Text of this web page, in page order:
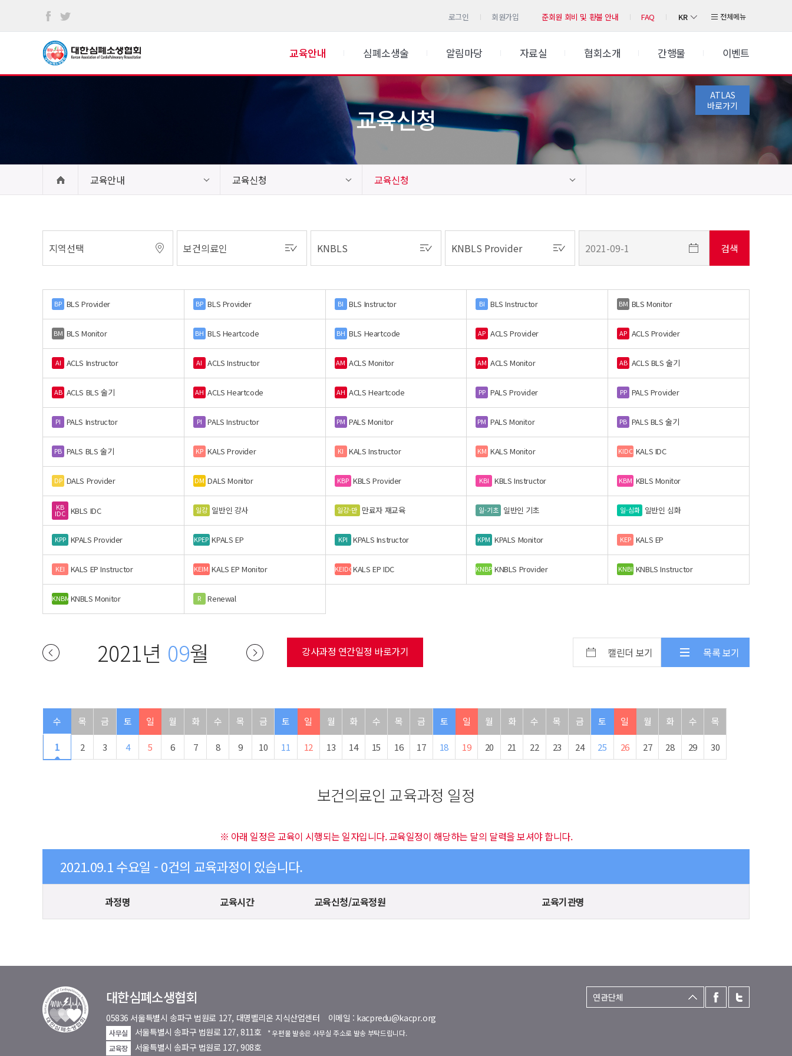
로그인 회원가입 준회원 회비 및 환불 안내 FAQ KR 전체메뉴
교육안내 심폐소생술 알림마당 자료실 협회소개 간행물 이벤트
ATLAS
바로가기
교육신청
교육안내 교육신청 교육신청
BP BLS Provider BP BLS Provider BI BLS Instructor BI BLS Instructor BM BLS Monitor
BM BLS Monitor BH BLS Heartcode BH BLS Heartcode AP ACLS Provider AP ACLS Provider
AI ACLS Instructor AI ACLS Instructor AM ACLS Monitor AM ACLS Monitor AB ACLS BLS 술기
AB ACLS BLS 술기 AH ACLS Heartcode AH ACLS Heartcode PP PALS Provider PP PALS Provider
PI PALS Instructor PI PALS Instructor PM PALS Monitor PM PALS Monitor PB PALS BLS 술기
PB PALS BLS 술기 KP KALS Provider KI KALS Instructor KM KALS Monitor KIDC KALS IDC
DP DALS Provider DM DALS Monitor KBP KBLS Provider KBI KBLS Instructor KBM KBLS Monitor
KB
IDC KBLS IDC 일강 일반인 강사 일강-만 만료자 재교육 일-기초 일반인 기초 일-심화 일반인 심화
KPP KPALS Provider KPEP KPALS EP KPI KPALS Instructor KPM KPALS Monitor KEP KALS EP
KEI KALS EP Instructor KEIM KALS EP Monitor KEIDCKALS EP IDC KNBP KNBLS Provider KNBI KNBLS Instructor
KNBM KNBLS Monitor R Renewal
2021년 09월 강사과정 연간일정 바로가기 캘린더 보기 목록 보기
수 목 금 토 일 월 화 수 목 금 토 일 월 화 수 목 금 토 일 월 화 수 목 금 토 일 월 화 수 목
1 2 3 4 5 6 7 8 9 10 11 12 13 14 15 16 17 18 19 20 21 22 23 24 25 26 27 28 29 30
보건의료인 교육과정 일정
※ 아래 일정은 교육이 시행되는 일자입니다. 교육일정이 해당하는 달의 달력을 보셔야 합니다.
2021.09.1 수요일 - 0건의 교육과정이 있습니다.
과정명 교육시간 교육신청/교육정원 교육기관명
대한심폐소생협회
05836 서울특별시 송파구 법원로 127, 대명벨리온 지식산업센터 이메일 : kacpredu@kacpr.org
사무실 서울특별시 송파구 법원로 127, 811호
* 우편물 발송은 사무실 주소로 발송 부탁드립니다.
교육장
서울특별시 송파구 법원로 127, 908호